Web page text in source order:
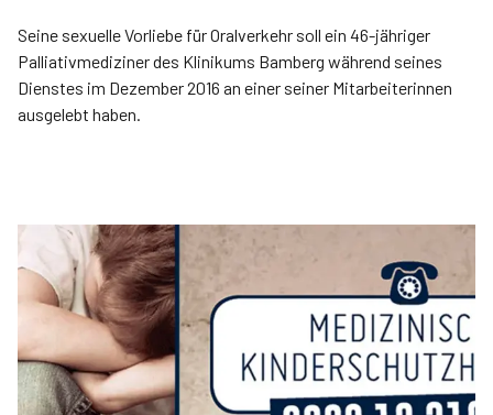
Seine sexuelle Vorliebe für Oralverkehr soll ein 46-jähriger
Palliativmediziner des Klinikums Bamberg während seines
Dienstes im Dezember 2016 an einer seiner Mitarbeiterinnen
ausgelebt haben.